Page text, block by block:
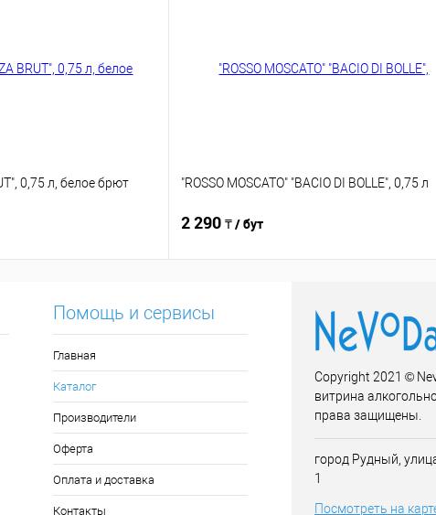
0,75 л, белое брют "ROSSO MOSCATO" "BACIO DI BOLLE", 0,75 л
2 290 ₸ / бут
Помощь и сервисы
Главная
Каталог
Производители
Оферта
Оплата и доставка
Контакты
Copyright 2021 ©
витрина
права защищены.
город Рудный,
1
Посмотреть на